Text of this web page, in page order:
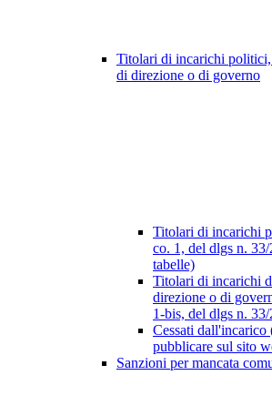
Titolari di incarichi
di direzione o di governo
Titolari di incarichi
co. 1, del dlgs n.
tabelle)
Titolari di incarichi
direzione o di
1-bis, del dlgs n.
Cessati dall'incarico
pubblicare sul sito
Sanzioni per mancata